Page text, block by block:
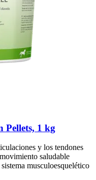
Pellets, 1 kg
y los tendones
saludable
musculoesquelético